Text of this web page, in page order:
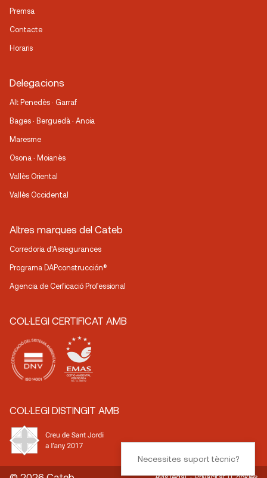
Premsa
Contacte
Horaris
Delegacions
Alt Penedès · Garraf
Bages · Berguedà · Anoia
Maresme
Osona · Moianès
Vallès Oriental
Vallès Occidental
Altres marques del Cateb
Corredoria d’Assegurances
Programa DAPconstrucción®
Agencia de Cerficació Professional
COL·LEGI CERTIFICAT AMB
COL·LEGI DISTINGIT AMB
Necessites suport tècnic?